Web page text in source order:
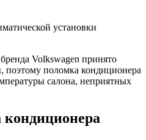
установки
Volkswagen принято
поэтому поломка кондиционера
салона, неприятных